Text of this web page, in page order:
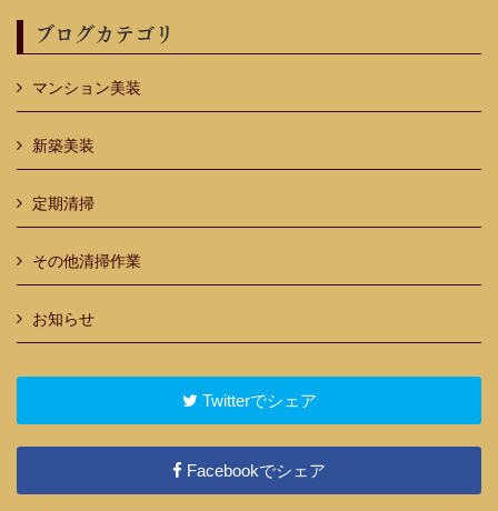
ブログカテゴリ
マンション美装
新築美装
定期清掃
その他清掃作業
お知らせ
Twitterでシェア
Facebookでシェア